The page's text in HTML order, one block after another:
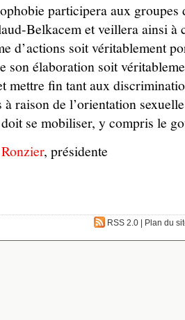
participera aux
Belkacem et veillera ainsi à
d’actions soit véritablement
son élaboration soit
mettre fin tant aux
à raison de l’orientation
se mobiliser, y compris le
, présidente
RSS 2.0 Plan du